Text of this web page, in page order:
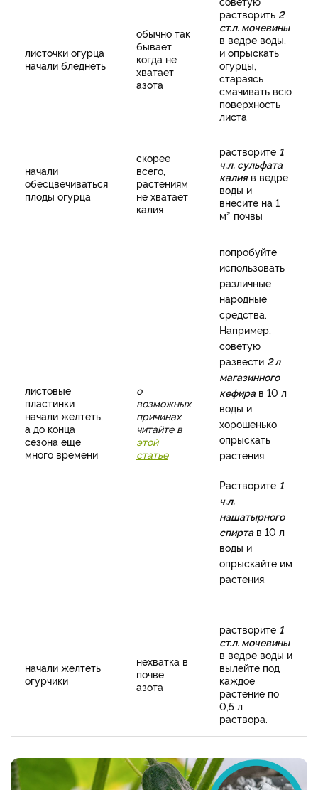
листочки огурца
начали бледнеть
обычно так
бывает
когда не
хватает
азота
растворить 2
ст.л. мочевины
в ведре воды,
и опрыскать
огурцы,
стараясь
смачивать всю
поверхность
листа
начали
обесцвечиваться
плоды огурца
скорее
всего,
растениям
не хватает
калия
растворите 1
ч.л. сульфата
калияв ведре
воды и
внесите на 1
м² почвы
листовые
пластинки
начали желтеть,
а до конца
сезона еще
много времени
о
возможных
причинах
читайте в
этой
статье
попробуйте
использовать
различные
народные
средства.
Например,
советую
развести 2 л
магазинного
кефирав 10 л
воды и
хорошенько
опрыскать
растения.
Растворите 1
ч.л.
нашатырного
спиртав 10 л
воды и
опрыскайте им
растения.
начали желтеть
огурчики
нехватка в
почве
азота
растворите 1
ст.л. мочевины
в ведре воды и
вылейте под
каждое
растение по
0,5 л
раствора.